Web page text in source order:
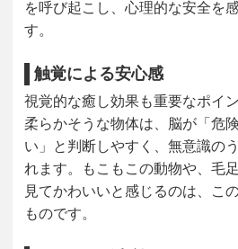
を呼び起こし、心理的な安全を
す。
触覚による安心感
視覚的な癒し効果も重要なポイ
柔らかそうな物体は、脳が「危
い」と判断しやすく、無意識の
れます。もこもこの動物や、毛
見てかわいいと感じるのは、こ
ものです。